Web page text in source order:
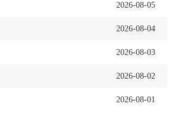
2026-08-05
2026-08-04
2026-08-03
2026-08-02
2026-08-01